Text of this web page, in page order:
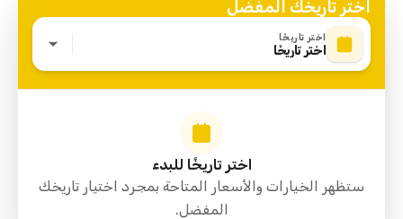
اختر تاريخك المفضل
اختر تاريخًا
اختر تاريخًا
اختر تاريخًا للبدء
ستظهر الخيارات والأسعار المتاحة بمجرد اختيار تاريخك
المفضل.